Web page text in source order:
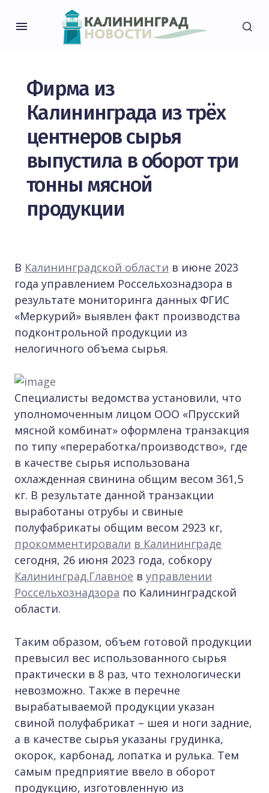
Фирма из
Калининграда из трёх
центнеров сырья
выпустила в оборот три
тонны мясной
продукции
В Калининградской области в июне 2023
года управлением Россельхознадзора в
результате мониторинга данных ФГИС
«Меркурий» выявлен факт производства
подконтрольной продукции из
нелогичного объема сырья.
Специалисты ведомства установили, что
уполномоченным лицом ООО «Прусский
мясной комбинат» оформлена транзакция
по типу «переработка/производство», где
в качестве сырья использована
охлажденная свинина общим весом 361,5
кг. В результате данной транзакции
выработаны отрубы и свиные
полуфабрикаты общим весом 2923 кг,
прокомментировали в Калининграде
сегодня, 26 июня 2023 года, собкору
Калининград.Главное в управлении
Россельхознадзора по Калининградской
области.
Таким образом, объем готовой продукции
превысил вес использованного сырья
практически в 8 раз, что технологически
невозможно. Также в перечне
вырабатываемой продукции указан
свиной полуфабрикат – шея и ноги задние,
а в качестве сырья указаны грудинка,
окорок, карбонад, лопатка и рулька. Тем
самым предприятие ввело в оборот
продукцию, изготовленную из